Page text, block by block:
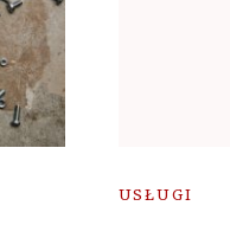
USŁUGI